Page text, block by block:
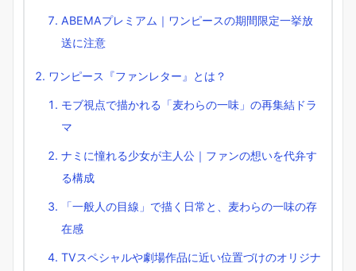
ABEMAプレミアム｜ワンピースの期間限定一挙放
送に注意
ワンピース『ファンレター』とは？
モブ視点で描かれる「麦わらの一味」の再集結ドラ
マ
ナミに憧れる少女が主人公｜ファンの想いを代弁す
る構成
「一般人の目線」で描く日常と、麦わらの一味の存
在感
TVスペシャルや劇場作品に近い位置づけのオリジナ